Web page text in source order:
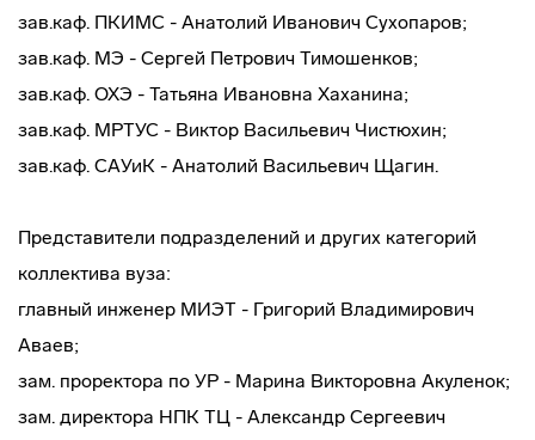
зав.каф. ПКИМС - Анатолий Иванович Сухопаров;
зав.каф. МЭ - Сергей Петрович Тимошенков;
зав.каф. ОХЭ - Татьяна Ивановна Хаханина;
зав.каф. МРТУС - Виктор Васильевич Чистюхин;
зав.каф. САУиК - Анатолий Васильевич Щагин.
Представители подразделений и других категорий
коллектива вуза:
главный инженер МИЭТ - Григорий Владимирович
Аваев;
зам. проректора по УР - Марина Викторовна Акуленок;
зам. директора НПК ТЦ - Александр Сергеевич